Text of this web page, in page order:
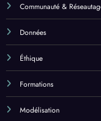
Communauté &
Données
Éthique
Formations
Modélisation